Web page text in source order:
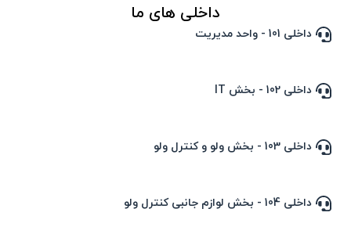
داخلی های ما
داخلی 101 - واحد مدیریت
داخلی 102 - بخش IT
داخلی 103 - بخش ولو و کنترل ولو
داخلی 104 - بخش لوازم جانبی کنترل ولو